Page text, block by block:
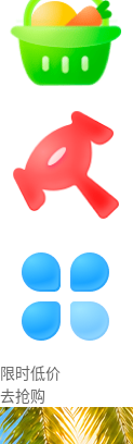
限时低价
去抢购